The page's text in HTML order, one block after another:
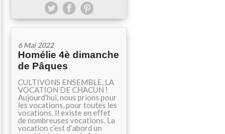
6 Mai 2022
Homélie 4è dimanche
de Pâques
CULTIVONS ENSEMBLE, LA
VOCATION DE CHACUN !
Aujourd’hui, nous prions pour
les vocations, pour toutes les
vocations. Il existe en effet
de nombreuses vocations. La
vocation c’est d’abord un